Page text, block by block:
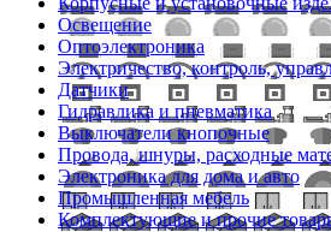
Освещение
Оптоэлектроника
Электричество, контроль,
Датчики
Гидравлика и пневматика
Выключатели кнопочные
Провода, шнуры, расходные
Электроника для дома и авто
Промышленная мебель
Комплектующие и прочие